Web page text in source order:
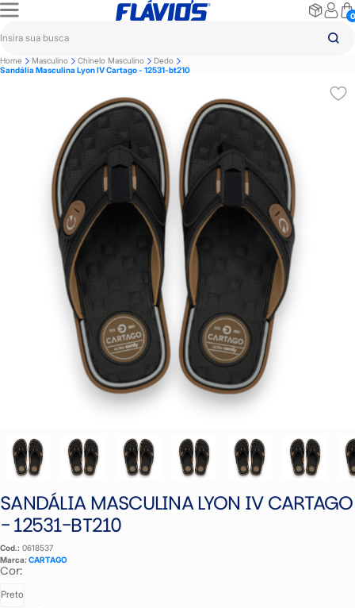
0
Home Masculino Chinelo Masculino
Dedo
Sandália Masculina Lyon IV Cartago - 12531-bt210
SANDÁLIA MASCULINA LYON IV CARTAGO
- 12531-BT210
Cod.: 0618537
Marca: CARTAGO
Cor:
Preto